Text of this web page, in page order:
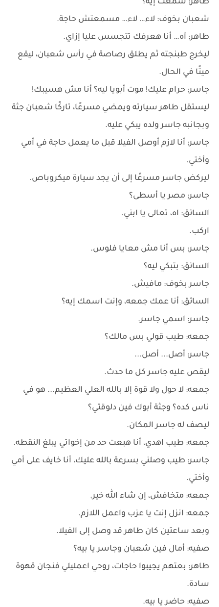
طاهر: سمعت إيه؟
شعبان بخوف: لاء… لاء… مسمعتش حاجة.
طاهر: آه… أنا هعرفك تتجسس عليا إزاي.
ليخرج طبنجته ثم يطلق رصاصة في رأس شعبان، ليقع
ميتًا في الحال.
جاسر: حرام عليك! موت أبويا ليه؟ أنا مش هسيبك!
ليستقل طاهر سيارته ويمضي مسرعًا، تاركًا شعبان جثة
وبجانبه جاسر ولده يبكي عليه.
جاسر: أنا لازم أوصل الفيلا قبل ما يعمل حاجة في أمي
وأختي.
ليركض جاسر مسرعًا إلى أن يجد سيارة ميكروباص.
جاسر: مصر يا أسطى؟
السائق: اه، تعالى يا ابني.
اركب.
جاسر: بس أنا مش معايا فلوس.
السائق: بتبكي ليه؟
جاسر بخوف: مافيش.
السائق: أنا عمك جمعه، وإنت اسمك إيه؟
جاسر: اسمي جاسر.
جمعه: طيب قولي بس مالك؟
جاسر: أصل... أصل...
ليقص عليه جاسر كل ما حدث.
جمعه: لا حول ولا قوة إلا بالله العلي العظيم... هو في
ناس كده؟ وجثة أبوك فين دلوقتي؟
ليصف له جاسر المكان.
جمعه: طيب اهدي، أنا هبعت حد من إخواتي يبلغ النقطه.
جاسر: طيب وصلني بسرعة بالله عليك، أنا خايف على أمي
وأختي.
جمعه: متخافش، إن شاء الله خير.
جمعه: انزل إنت يا عزب واعمل اللازم.
وبعد ساعتين كان طاهر قد وصل إلى الفيلا.
صفيه: أمال فين شعبان وجاسر يا بيه؟
طاهر: بعتهم يجيبوا حاجات، روحي اعمليلي فنجان قهوة
سادة.
صفيه: حاضر يا بيه.